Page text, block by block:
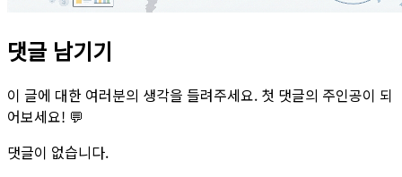
댓글 남기기
이 글에 대한 여러분의 생각을 들려주세요. 첫 댓글의 주인공이 되
어보세요! 💬
댓글이 없습니다.